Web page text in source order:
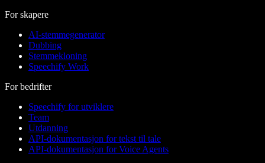
For skapere
AI-stemmegenerator
Dubbing
Stemmekloning
Speechify Work
For bedrifter
Speechify for utviklere
Team
Utdanning
API-dokumentasjon for tekst til tale
API-dokumentasjon for Voice Agents